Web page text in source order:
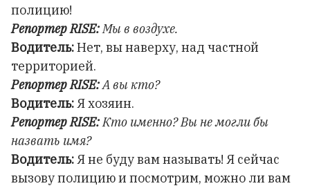
полицию!
Репортер RISE:Мы в воздухе.
Водитель:Нет, вы наверху, над частной
территорией.
Репортер RISE:А вы кто?
Водитель:Я хозяин.
Репортер RISE:Кто именно? Вы не могли бы
назвать имя?
Водитель:Я не буду вам называть! Я сейчас
вызову полицию и посмотрим, можно ли вам